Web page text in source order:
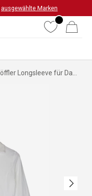
ausgewählte Marken
WunschlisteWarenkorb
Nächste